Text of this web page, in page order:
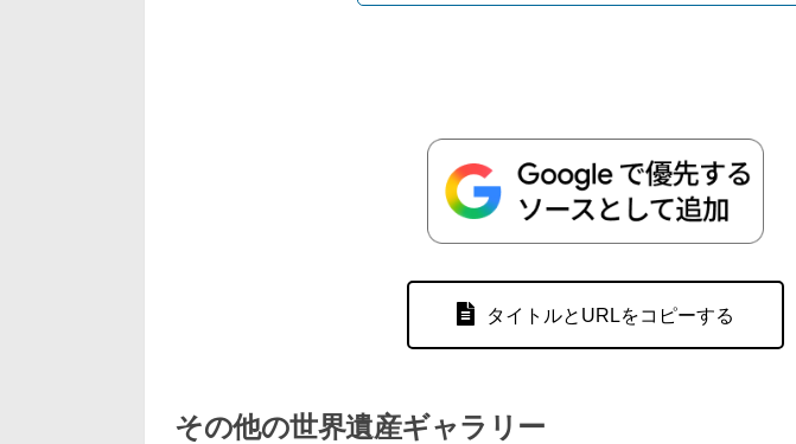
タイトルとURLをコピーする
その他の世界遺産ギャラリー